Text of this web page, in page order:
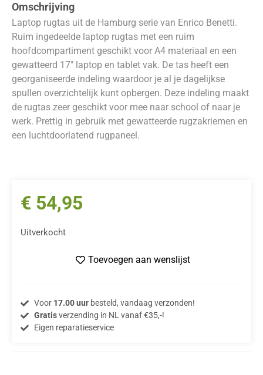
Omschrijving
Laptop rugtas uit de Hamburg serie van Enrico Benetti.
Ruim ingedeelde laptop rugtas met een ruim
hoofdcompartiment geschikt voor A4 materiaal en een
gewatteerd 17″ laptop en tablet vak. De tas heeft een
georganiseerde indeling waardoor je al je dagelijkse
spullen overzichtelijk kunt opbergen. Deze indeling maakt
de rugtas zeer geschikt voor mee naar school of naar je
werk. Prettig in gebruik met gewatteerde rugzakriemen en
een luchtdoorlatend rugpaneel.
€ 54,95
Uitverkocht
Toevoegen aan wenslijst
Voor 17.00 uurbesteld, vandaag verzonden!
Gratisverzending in NL vanaf €35,-!
Eigen reparatieservice